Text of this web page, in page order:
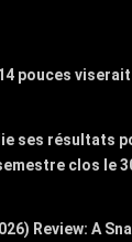
pouces
ses résultats
clos le
Review: A